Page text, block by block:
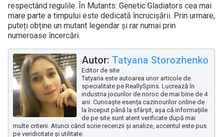
respectând regulile. În Mutants: Genetic Gladiators cea mai
mare parte a timpului este dedicată încrucișării. Prin urmare,
puteți obține un mutant legendar și rar numai prin
numeroase încercări.
Autor: Tatyana Storozhenko
Editor de site
Tatyana este autoarea unor articole de
specialitate pe ReallySpins. Lucrează în
industria jocurilor de noroc de mai bine de 4
ani. Cunoaște esența cazinourilor online de
la început până la sfârșit, așa că informațiile
de pe site sunt atent verificate după mai
multe criterii. Atunci când scrie recenzii și analize, accentul este pus
pe veridicitate și utilitate.